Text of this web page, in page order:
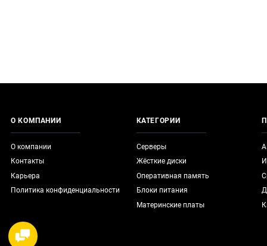
О КОМПАНИИ
О компании
Контакты
Карьера
Политика конфиденциальности
КАТЕГОРИИ
Серверы
Жёсткие диски
Оперативная память
Блоки питания
Материнские платы